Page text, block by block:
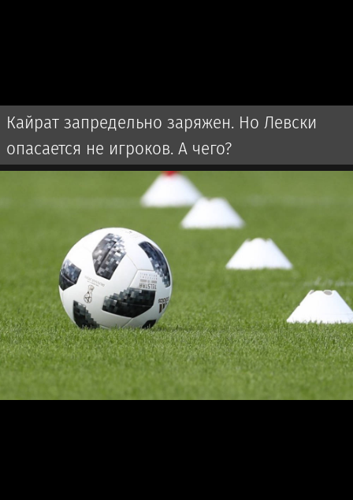
Кайрат запредельно заряжен. Но Левски
опасается не игроков. А чего?